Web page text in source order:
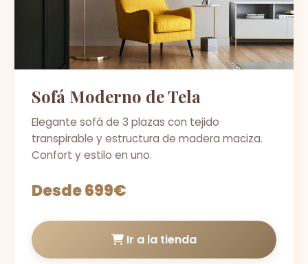
Sofá Moderno de Tela
Elegante sofá de 3 plazas con tejido
transpirable y estructura de madera maciza.
Confort y estilo en uno.
Desde 699€
Ir a la tienda